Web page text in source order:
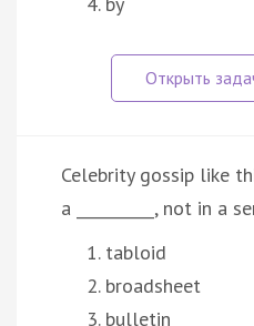
Celebrity gossip like
a __________, not in a
tabloid
broadsheet
bulletin